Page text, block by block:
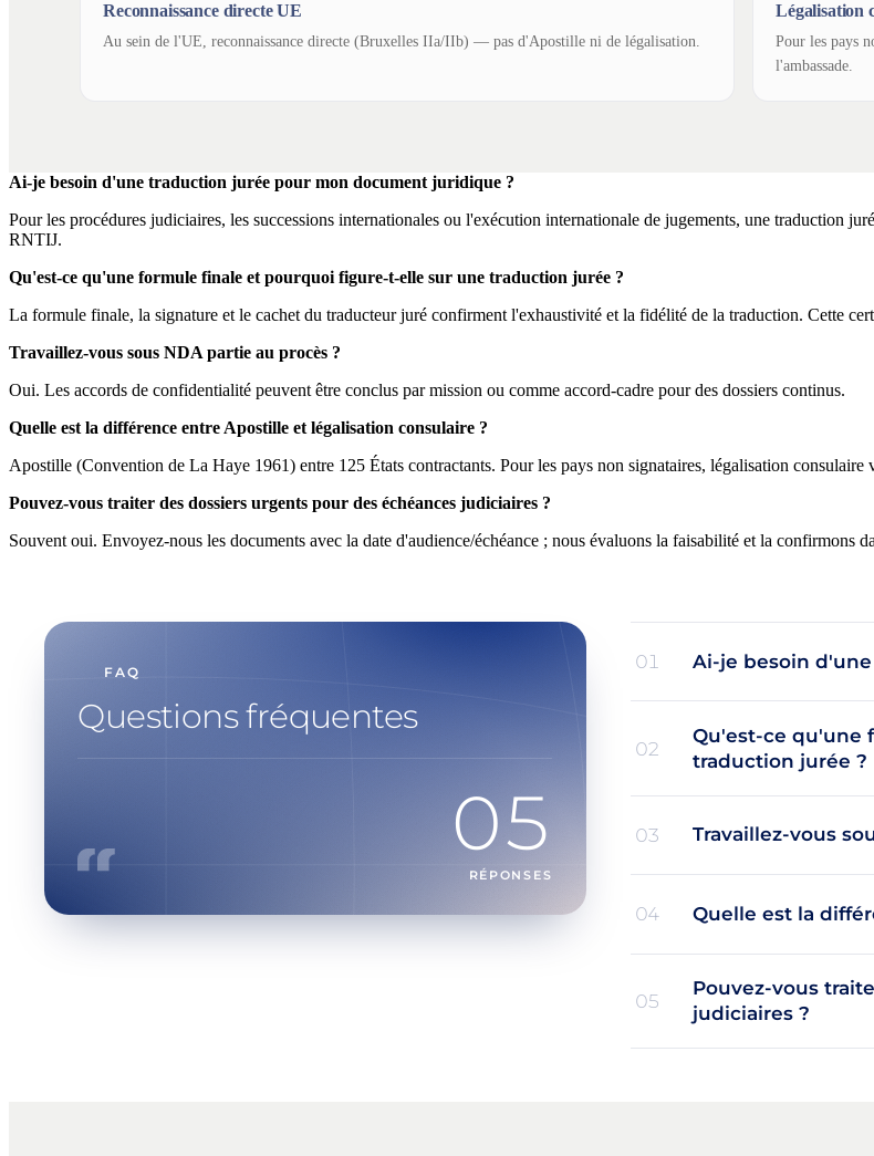
Reconnaissance directe UE
Au sein de l'UE, reconnaissance directe (Bruxelles IIa/IIb) — pas d'Apostille ni de légalisation.
Légalisation
Pour les pays
l'ambassade.
Ai-je besoin d'une traduction jurée pour mon document juridique ?
Pour les procédures judiciaires, les successions internationales ou l'exécution internationale de jugements, une traduction
RNTIJ.
Qu'est-ce qu'une formule finale et pourquoi figure-t-elle sur une traduction jurée ?
La formule finale, la signature et le cachet du traducteur juré confirment l'exhaustivité et la fidélité de la traduction. Cette
Travaillez-vous sous NDA partie au procès ?
Oui. Les accords de confidentialité peuvent être conclus par mission ou comme accord-cadre pour des dossiers continus.
Quelle est la différence entre Apostille et légalisation consulaire ?
Apostille (Convention de La Haye 1961) entre 125 États contractants. Pour les pays non signataires, légalisation consulaire
Pouvez-vous traiter des dossiers urgents pour des échéances judiciaires ?
Souvent oui. Envoyez-nous les documents avec la date d'audience/échéance ; nous évaluons la faisabilité et la confirmons
FAQ
Questions fréquentes
05
RÉPONSES
01 Ai-je besoin
02
Qu'est-ce qu'une
traduction jurée ?
03 Travaillez-vous
04 Quelle est la
05
Pouvez-vous
judiciaires ?